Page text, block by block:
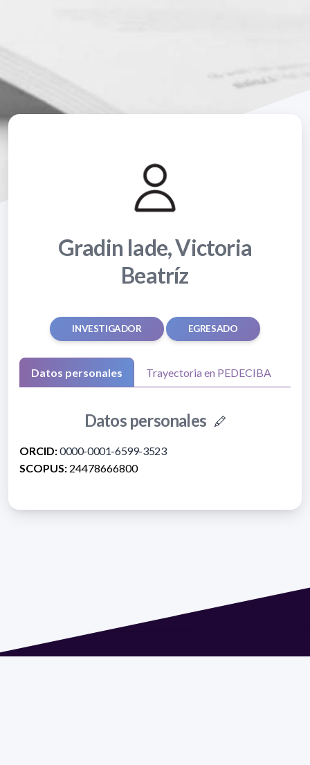
Gradin Iade, Victoria
Beatríz
INVESTIGADOR EGRESADO
Datos personales Trayectoria en PEDECIBA
Datos personales
ORCID:0000-0001-6599-3523
SCOPUS: 24478666800